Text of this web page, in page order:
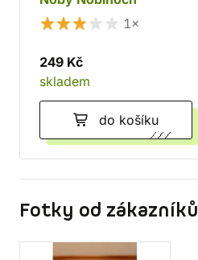
1×
249 Kč
skladem
do košíku
Fotky od zákazníků